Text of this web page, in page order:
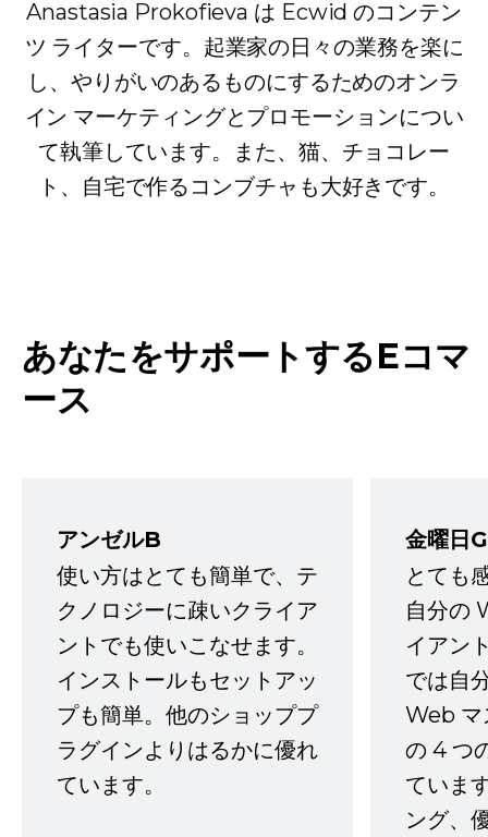
Anastasia Prokofieva は Ecwid のコンテン
ツ ライターです。起業家の日々の業務を楽に
し、やりがいのあるものにするためのオンラ
イン マーケティングとプロモーションについ
て執筆しています。また、猫、チョコレー
ト、自宅で作るコンブチャも大好きです。
あなたをサポートするEコマ
ース
アンゼルB
使い方はとても簡単で、テ
クノロジーに疎いクライア
ントでも使いこなせます。
インストールもセットアッ
プも簡単。他のショッププ
ラグインよりはるかに優れ
ています。
金曜日G
とても
自分の
イアン
では自
Web マ
の 4 つ
ていま
ング、